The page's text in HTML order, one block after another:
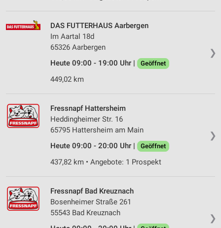
❯
DAS FUTTERHAUS Aarbergen
Im Aartal 18d
65326 Aarbergen
Heute 09:00 - 19:00 Uhr |
Geöffnet
449,02 km
❯
Fressnapf Hattersheim
Heddingheimer Str. 16
65795 Hattersheim am Main
Heute 09:00 - 20:00 Uhr |
Geöffnet
437,82 km • Angebote: 1 Prospekt
❯
Fressnapf Bad Kreuznach
Bosenheimer Straße 261
55543 Bad Kreuznach
Verwendung von Profilen zur Auswahl
personalisierter Werbung
Erstellung von Profilen zur Personalisierung
Verwendung von Profilen zur Auswahl
personalisierter Inhalte
Messung der Werbeleistung
Messung der Performance von Inhalten
Analyse von Zielgruppen durch Statistiken oder
Kombinationen von Daten aus verschiedenen
Verwendung reduzierter Daten zur Auswahl von
Inhalten